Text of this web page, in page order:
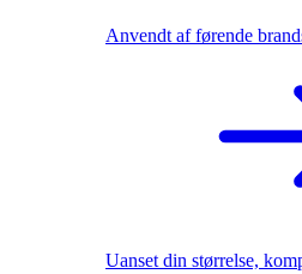
Anvendt af førende
Uanset din størrelse,